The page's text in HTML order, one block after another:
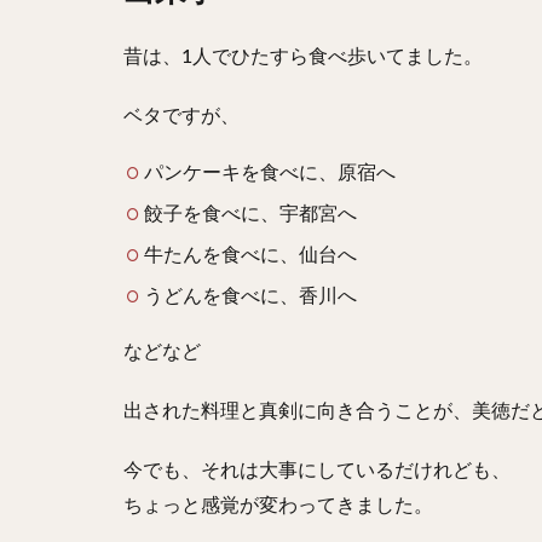
昔は、1人でひたすら食べ歩いてました。
ベタですが、
パンケーキを食べに、原宿へ
餃子を食べに、宇都宮へ
牛たんを食べに、仙台へ
うどんを食べに、香川へ
などなど
出された料理と真剣に向き合うことが、美徳だ
今でも、それは大事にしているだけれども、
ちょっと感覚が変わってきました。